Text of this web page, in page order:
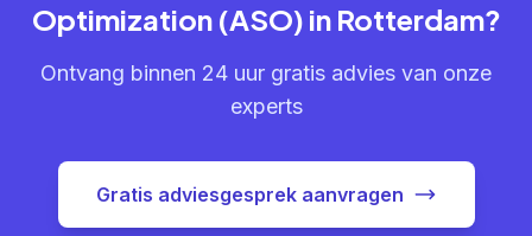
Optimization (ASO) in Rotterdam?
Ontvang binnen 24 uur gratis advies van onze
experts
Gratis adviesgesprek aanvragen